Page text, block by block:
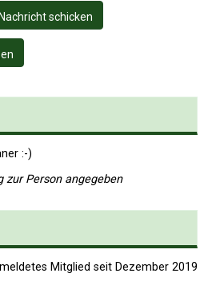
schicken
:-)
zur Person angegeben
Mitglied seit Dezember 2019